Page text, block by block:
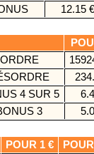
12.15 €
ORDRE
4 SUR 5
3
POUR 1 €